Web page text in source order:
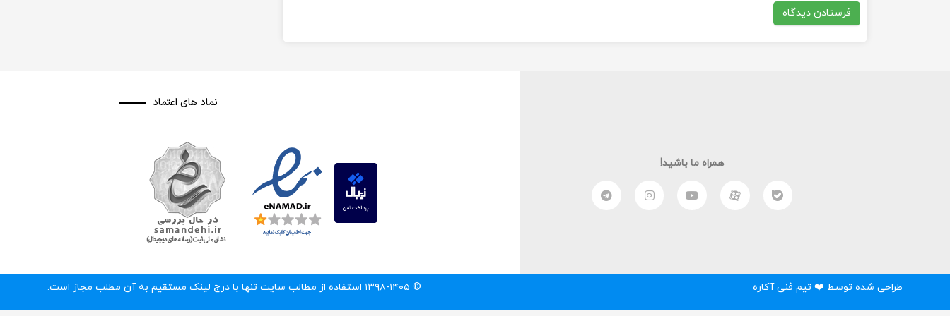
همراه ما باشید!
نماد های اعتماد
طراحی شده توسط ❤️ تیم فنی آکاره © ۱۳۹۸-۱۴۰۵ استفاده از مطالب سایت تنها با درج لینک مستقیم به آن مطلب مجاز است.‌